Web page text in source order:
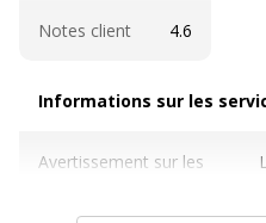
Notes client 4.6
Informations sur les
Avertissement sur les